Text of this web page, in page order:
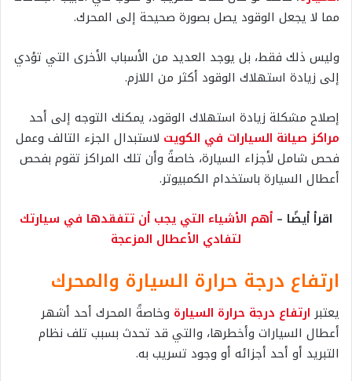
مما لا يجعل الوقود يصل بصورة صحيحة إلى المحرك.
وليس ذلك فقط، بل يوجد العديد من الأسباب الأخرى التي تؤدي
إلى زيادة استهلاك الوقود أكثر من اللازم.
إصلاح مشكلة زيادة استهلاك الوقود، يمكنك التوجه إلى أحد
مراكز صيانة السيارات في الكويت لاستبدال الجزء التالف وعمل
فحص شامل لأجزاء السيارة، خاصةً وأن تلك المراكز تقوم بفحص
أعطال السيارة باستخدام الكمبيوتر.
اقرأ أيضًا – أهم الأشياء التي يجب أن تتفقدها في سيارتك
لتفادي الأعطال المزعجة
ارتفاع درجة حرارة السيارة والمحرك
يعتبر ارتفاع درجة حرارة السيارة وخاصةً المحرك أحد أشهر
أعطال السيارات وأخطرها، والتي قد تحدث بسبب تلف نظام
التبريد أو أحد أجزائه أو وجود تسريب به.